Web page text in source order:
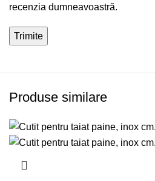
recenzia dumneavoastră.
Produse similare